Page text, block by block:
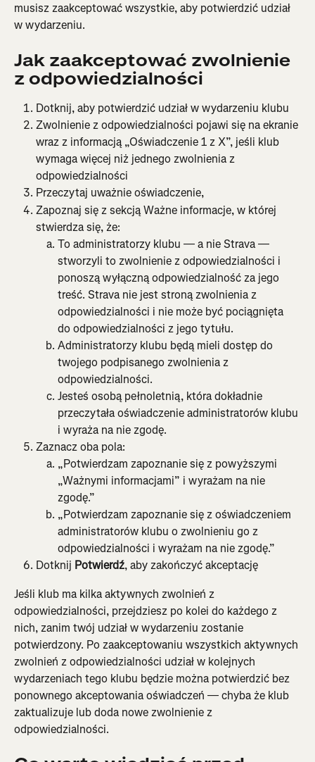
musisz zaakceptować wszystkie, aby potwierdzić udział
w wydarzeniu.
Jak zaakceptować zwolnienie
z odpowiedzialności
Dotknij, aby potwierdzić udział w wydarzeniu klubu
Zwolnienie z odpowiedzialności pojawi się na ekranie
wraz z informacją „Oświadczenie 1 z X”, jeśli klub
wymaga więcej niż jednego zwolnienia z
odpowiedzialności
Przeczytaj uważnie oświadczenie,
Zapoznaj się z sekcją Ważne informacje, w której
stwierdza się, że:
To administratorzy klubu — a nie Strava —
stworzyli to zwolnienie z odpowiedzialności i
ponoszą wyłączną odpowiedzialność za jego
treść. Strava nie jest stroną zwolnienia z
odpowiedzialności i nie może być pociągnięta
do odpowiedzialności z jego tytułu.
Administratorzy klubu będą mieli dostęp do
twojego podpisanego zwolnienia z
odpowiedzialności.
Jesteś osobą pełnoletnią, która dokładnie
przeczytała oświadczenie administratorów klubu
i wyraża na nie zgodę.
Zaznacz oba pola:
„Potwierdzam zapoznanie się z powyższymi
„Ważnymi informacjami” i wyrażam na nie
zgodę.”
„Potwierdzam zapoznanie się z oświadczeniem
administratorów klubu o zwolnieniu go z
odpowiedzialności i wyrażam na nie zgodę.”
Dotknij Potwierdź, aby zakończyć akceptację
Jeśli klub ma kilka aktywnych zwolnień z
odpowiedzialności, przejdziesz po kolei do każdego z
nich, zanim twój udział w wydarzeniu zostanie
potwierdzony. Po zaakceptowaniu wszystkich aktywnych
zwolnień z odpowiedzialności udział w kolejnych
wydarzeniach tego klubu będzie można potwierdzić bez
ponownego akceptowania oświadczeń — chyba że klub
zaktualizuje lub doda nowe zwolnienie z
odpowiedzialności.